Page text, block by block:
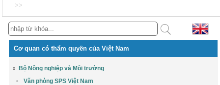
>>
Cơ quan có thẩm quyền của Việt Nam
Bộ Nông nghiệp và Môi trường
Văn phòng SPS Việt Nam